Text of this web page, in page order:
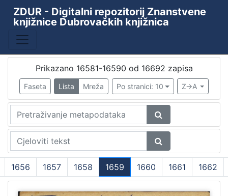
Baza
ZKD - ZDUR
Periodika Ragusina
Knjižnica
]
Godina
9th decade of the 19th century
ZDUR - Digitalni repozitorij Znanstvene
knjižnice Dubrovačkih knjižnica
Prikazano 16581-16590 od 16692 zapisa
Faseta Lista Mreža Po stranici: 10 Z->A
1656 1657 1658
1659
(current)
1660 1661 1662